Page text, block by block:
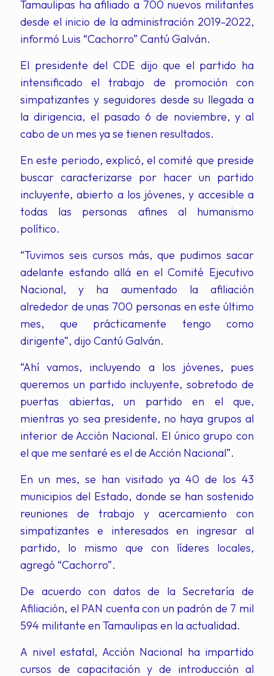
Tamaulipas ha afiliado a 700 nuevos militantes
desde el inicio de la administración 2019-2022,
informó Luis “Cachorro” Cantú Galván.
El presidente del CDE dijo que el partido ha
intensificado el trabajo de promoción con
simpatizantes y seguidores desde su llegada a
la dirigencia, el pasado 6 de noviembre, y al
cabo de un mes ya se tienen resultados.
En este periodo, explicó, el comité que preside
buscar caracterizarse por hacer un partido
incluyente, abierto a los jóvenes, y accesible a
todas las personas afines al humanismo
político.
“Tuvimos seis cursos más, que pudimos sacar
adelante estando allá en el Comité Ejecutivo
Nacional, y ha aumentado la afiliación
alrededor de unas 700 personas en este último
mes, que prácticamente tengo como
dirigente”, dijo Cantú Galván.
“Ahí vamos, incluyendo a los jóvenes, pues
queremos un partido incluyente, sobretodo de
puertas abiertas, un partido en el que,
mientras yo sea presidente, no haya grupos al
interior de Acción Nacional. El único grupo con
el que me sentaré es el de Acción Nacional”.
En un mes, se han visitado ya 40 de los 43
municipios del Estado, donde se han sostenido
reuniones de trabajo y acercamiento con
simpatizantes e interesados en ingresar al
partido, lo mismo que con líderes locales,
agregó “Cachorro”.
De acuerdo con datos de la Secretaría de
Afiliación, el PAN cuenta con un padrón de 7 mil
594 militante en Tamaulipas en la actualidad.
A nivel estatal, Acción Nacional ha impartido
cursos de capacitación y de introducción al